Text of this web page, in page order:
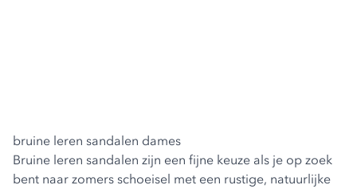
bruine leren sandalen dames
Bruine leren sandalen zijn een fijne keuze als je op zoek
bent naar zomers schoeisel met een rustige, natuurlijke